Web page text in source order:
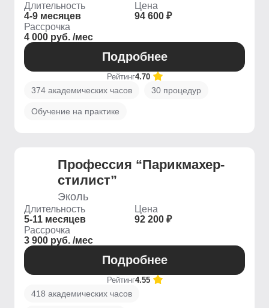
Длительность
4-9 месяцев
Цена
94 600 ₽
Рассрочка
4 000 руб. /мес
Подробнее
Рейтинг4.70
374 академических часов 30 процедур
Обучение на практике
Профессия “Парикмахер-
стилист”
Эколь
Длительность
5-11 месяцев
Цена
92 200 ₽
Рассрочка
3 900 руб. /мес
Подробнее
Рейтинг4.55
418 академических часов